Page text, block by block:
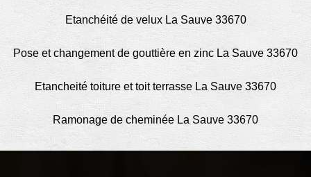
Etanchéité de velux La Sauve 33670
Pose et changement de gouttière en zinc La Sauve 33670
Etancheité toiture et toit terrasse La Sauve 33670
Ramonage de cheminée La Sauve 33670